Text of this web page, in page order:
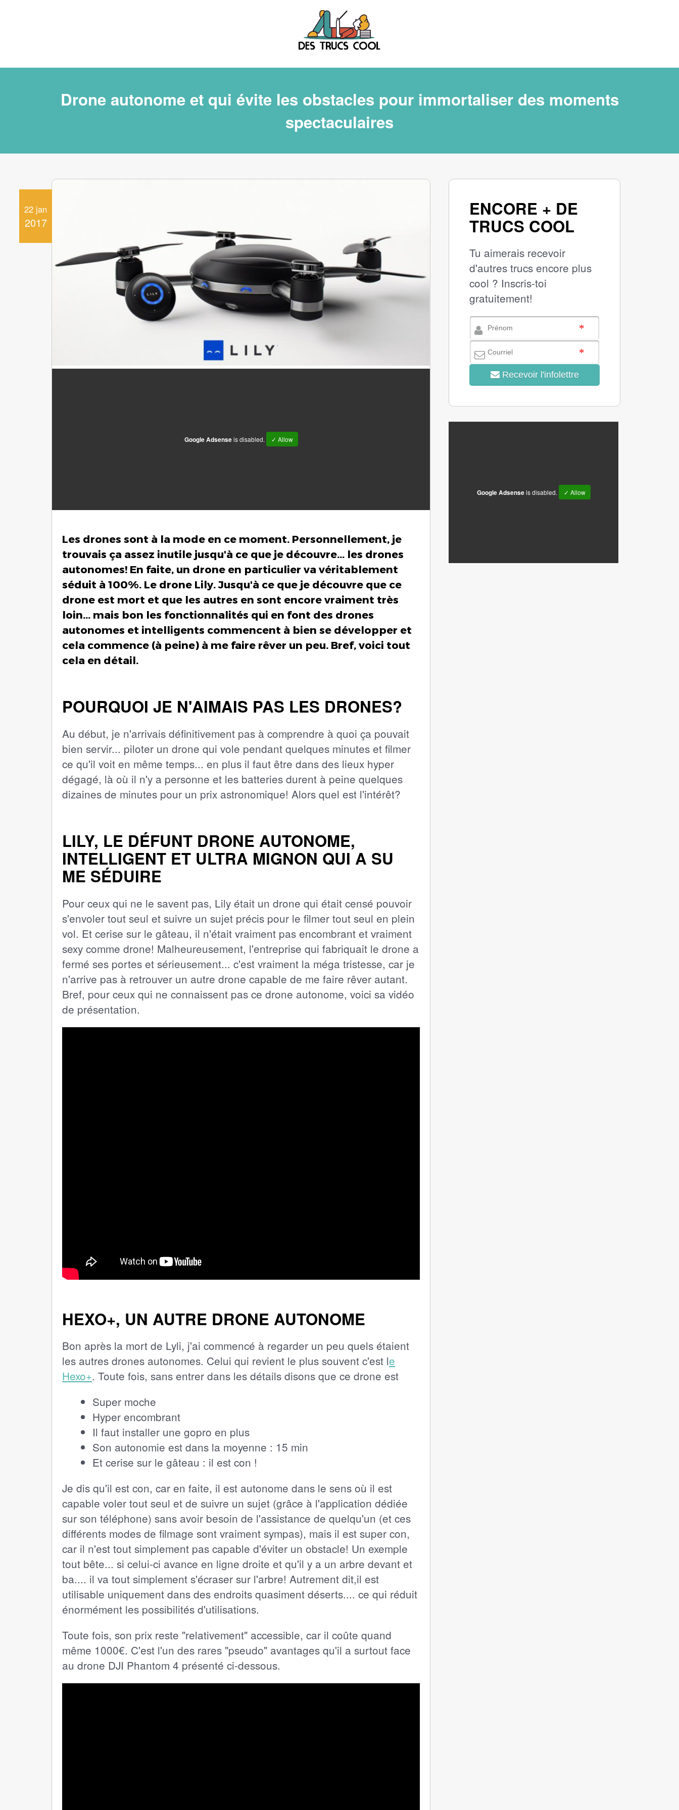
Drone autonome et qui évite les obstacles pour immortaliser des moments
spectaculaires
22 jan
2017
Google Adsenseis disabled. ✓ Allow
Les drones sont à la mode en ce moment. Personnellement, je
trouvais ça assez inutile jusqu'à ce que je découvre... les drones
autonomes! En faite, un drone en particulier va véritablement
séduit à 100%. Le drone Lily. Jusqu'à ce que je découvre que ce
drone est mort et que les autres en sont encore vraiment très
loin... mais bon les fonctionnalités qui en font des drones
autonomes et intelligents commencent à bien se développer et
cela commence (à peine) à me faire rêver un peu. Bref, voici tout
cela en détail.
POURQUOI JE N'AIMAIS PAS LES DRONES?
Au début, je n'arrivais définitivement pas à comprendre à quoi ça pouvait
bien servir... piloter un drone qui vole pendant quelques minutes et filmer
ce qu'il voit en même temps... en plus il faut être dans des lieux hyper
dégagé, là où il n'y a personne et les batteries durent à peine quelques
dizaines de minutes pour un prix astronomique! Alors quel est l'intérêt?
LILY, LE DÉFUNT DRONE AUTONOME,
INTELLIGENT ET ULTRA MIGNON QUI A SU
ME SÉDUIRE
Pour ceux qui ne le savent pas, Lily était un drone qui était censé pouvoir
s'envoler tout seul et suivre un sujet précis pour le filmer tout seul en plein
vol. Et cerise sur le gâteau, il n'était vraiment pas encombrant et vraiment
sexy comme drone! Malheureusement, l'entreprise qui fabriquait le drone a
fermé ses portes et sérieusement... c'est vraiment la méga tristesse, car je
n'arrive pas à retrouver un autre drone capable de me faire rêver autant.
Bref, pour ceux qui ne connaissent pas ce drone autonome, voici sa vidéo
de présentation.
HEXO+, UN AUTRE DRONE AUTONOME
Bon après la mort de Lyli, j'ai commencé à regarder un peu quels étaient
les autres drones autonomes. Celui qui revient le plus souvent c'est le
Hexo+. Toute fois, sans entrer dans les détails disons que ce drone est
Super moche
Hyper encombrant
Il faut installer une gopro en plus
Son autonomie est dans la moyenne : 15 min
Et cerise sur le gâteau : il est con !
Je dis qu'il est con, car en faite, il est autonome dans le sens où il est
capable voler tout seul et de suivre un sujet (grâce à l'application dédiée
sur son téléphone) sans avoir besoin de l'assistance de quelqu'un (et ces
différents modes de filmage sont vraiment sympas), mais il est super con,
car il n'est tout simplement pas capable d'éviter un obstacle! Un exemple
tout bête... si celui-ci avance en ligne droite et qu'il y a un arbre devant et
ba.... il va tout simplement s'écraser sur l'arbre! Autrement dit,il est
utilisable uniquement dans des endroits quasiment déserts.... ce qui réduit
énormément les possibilités d'utilisations.
Toute fois, son prix reste "relativement" accessible, car il coûte quand
même 1000€. C'est l'un des rares "pseudo" avantages qu'il a surtout face
au drone DJI Phantom 4 présenté ci-dessous.
ENCORE + DE
TRUCS COOL
Tu aimerais recevoir
d'autres trucs encore plus
cool ? Inscris-toi
gratuitement!
Recevoir l'infolettre
Google Adsenseis disabled. ✓ Allow